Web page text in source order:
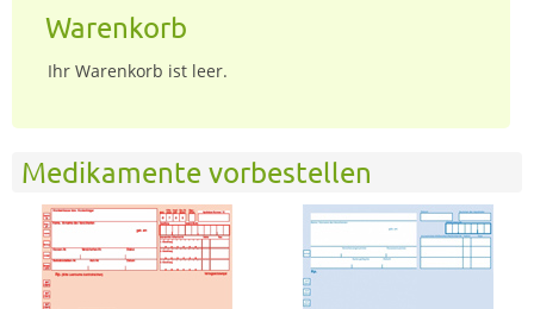
Warenkorb
Ihr Warenkorb ist leer.
Medikamente vorbestellen